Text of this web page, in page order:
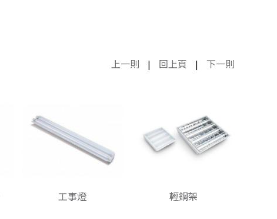
上一則 | 回上頁 | 下一則
工事燈 輕鋼架